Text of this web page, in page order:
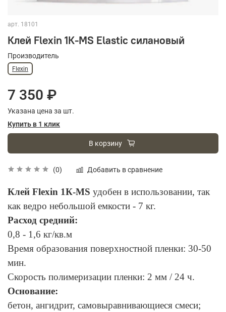
арт. 18101
Клей Flexin 1К-МS Elastic силановый
(0) Добавить в сравнение
Производитель
Flexin
7 350 ₽
Указана цена за шт.
Купить в 1 клик
В корзину
Клей Flexin 1К-МS удобен в использовании, так
как ведро небольшой емкости - 7 кг.
Расход средний:
0,8 - 1,6 кг/кв.м
Время образования поверхностной пленки: 30-50
мин.
Скорость полимеризации пленки: 2 мм / 24 ч.
Основание:
бетон, ангидрит, самовыравнивающиеся смеси;